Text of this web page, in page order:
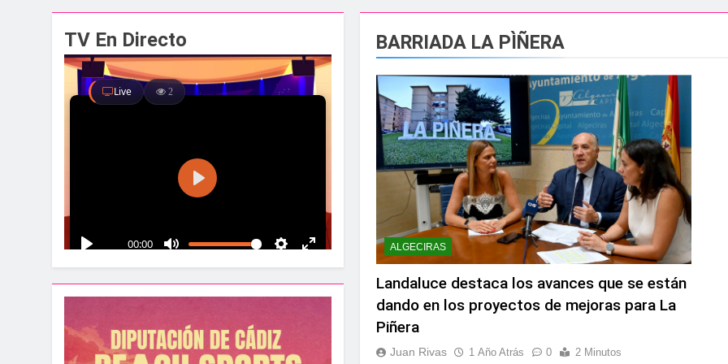
Santa Bárbara acoge el circuito nacional de vóley playa tres estrellas y el
1 Semana Atrás
La Línea albergará el Campeonato de Europa de Beach Sprint 2026 con más
Parques y Jardines lleva a cabo trabajos de mejora y mantenimiento en las
La Velada y Fiestas 2026 echa el cierre con éxito rotundo
La Mancomunidad y el Banco de Alimentos del Campo de Gibraltar renuevan
1 Semana Atrás
Tráfico especial para despedir la feria. Ojo si vas a Santa Bárbara
2 Semanas Atrás
La feria se despide por todo lo alto: Antonio José, fuegos artificiales y música
TV En Directo BARRIADA LA PÌÑERA
ALGECIRAS
Landaluce destaca los avances que se están
dando en los proyectos de mejoras para La
Piñera
Juan Rivas 1 Año Atrás 0 2 Minutos